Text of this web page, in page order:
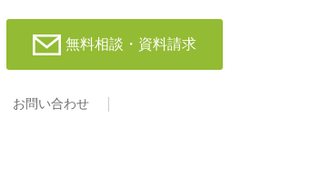
無料相談・資料請求
お問い合わせ
4